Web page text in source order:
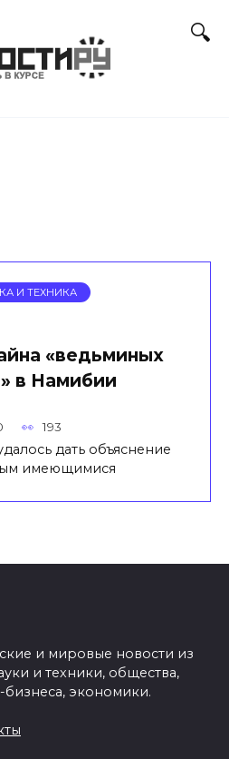
И ТЕХНИКА
«ведьминых
в Намибии
193
дать объяснение
имеющимися
и мировые новости из
и техники, общества,
экономики.